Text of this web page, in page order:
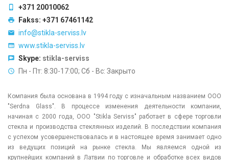
+371 20010062
Fakss: +371 67461142
info@stikla-serviss.lv
www.stikla-serviss.lv
Skype: stikla-serviss
Пн - Пт: 8:30-17:00; Сб - Вс: Закрыто
Компания была основана в 1994 году с изначальным названием ООО
"Serdna Glass". В процессе изменения деятельности компании,
начиная с 2000 года, ООО "Stikla Serviss" работает в сфере торговли
стекла и производства стеклянных изделий. В последствии компания
с успехом усовершенствовалась и в настоящее время занимает одно
из ведущих позиций на рынке стекла. Мы являемся одной из
крупнейших компаний в Латвии по торговле и обработке всех видов